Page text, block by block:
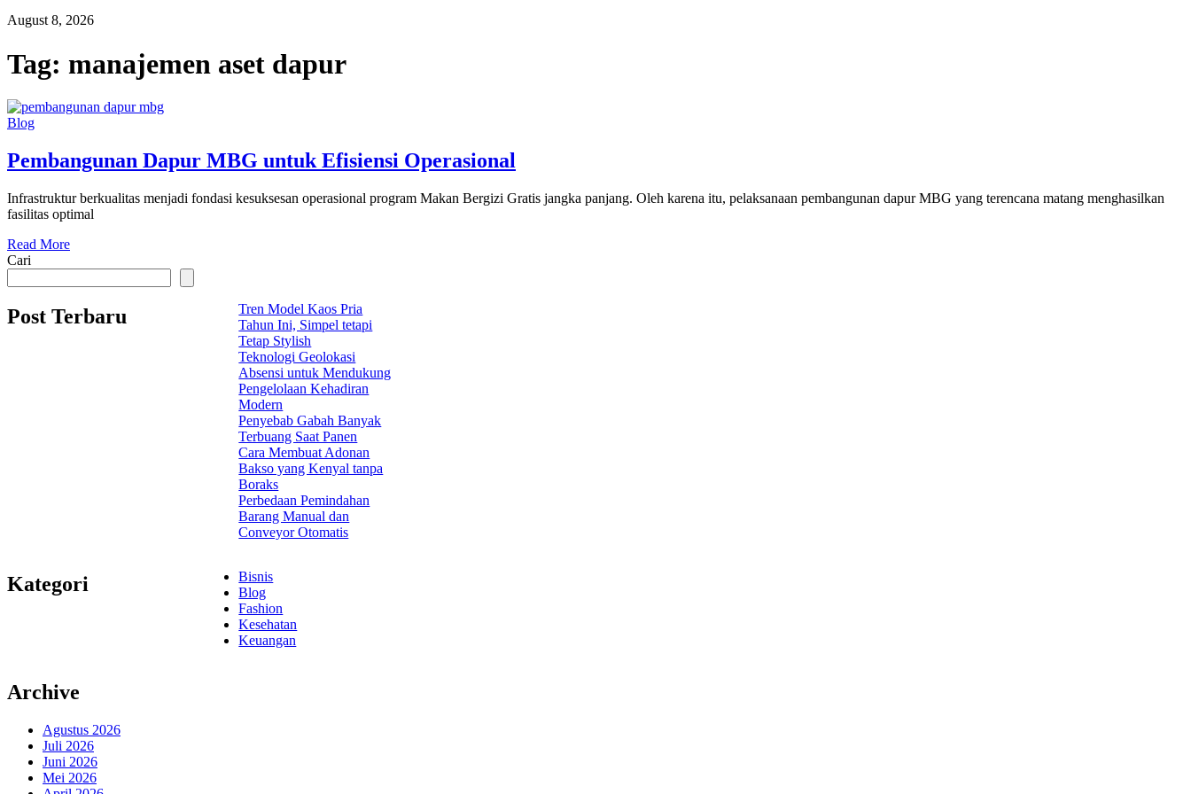
August 8, 2026
Tag: manajemen aset dapur
Blog
Pembangunan Dapur MBG untuk Efisiensi Operasional
Infrastruktur berkualitas menjadi fondasi kesuksesan operasional program Makan Bergizi Gratis jangka panjang. Oleh karena itu, pelaksanaan pembangunan dapur MBG yang terencana matang menghasilkan
fasilitas optimal
Read More
Cari
Post Terbaru
Tren Model Kaos Pria
Tahun Ini, Simpel tetapi
Tetap Stylish
Teknologi Geolokasi
Absensi untuk Mendukung
Pengelolaan Kehadiran
Modern
Penyebab Gabah Banyak
Terbuang Saat Panen
Cara Membuat Adonan
Bakso yang Kenyal tanpa
Boraks
Perbedaan Pemindahan
Barang Manual dan
Conveyor Otomatis
Kategori
Bisnis
Blog
Fashion
Kesehatan
Keuangan
Archive
Agustus 2026
Juli 2026
Juni 2026
Mei 2026